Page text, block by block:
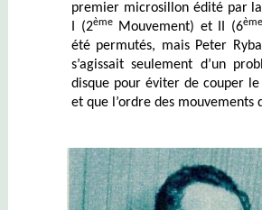
premier microsillon édité par
I (2èmeMouvement) et II (6ème
été permutés, mais Peter
s’agissait seulement d’un
disque pour éviter de couper le
et que l’ordre des